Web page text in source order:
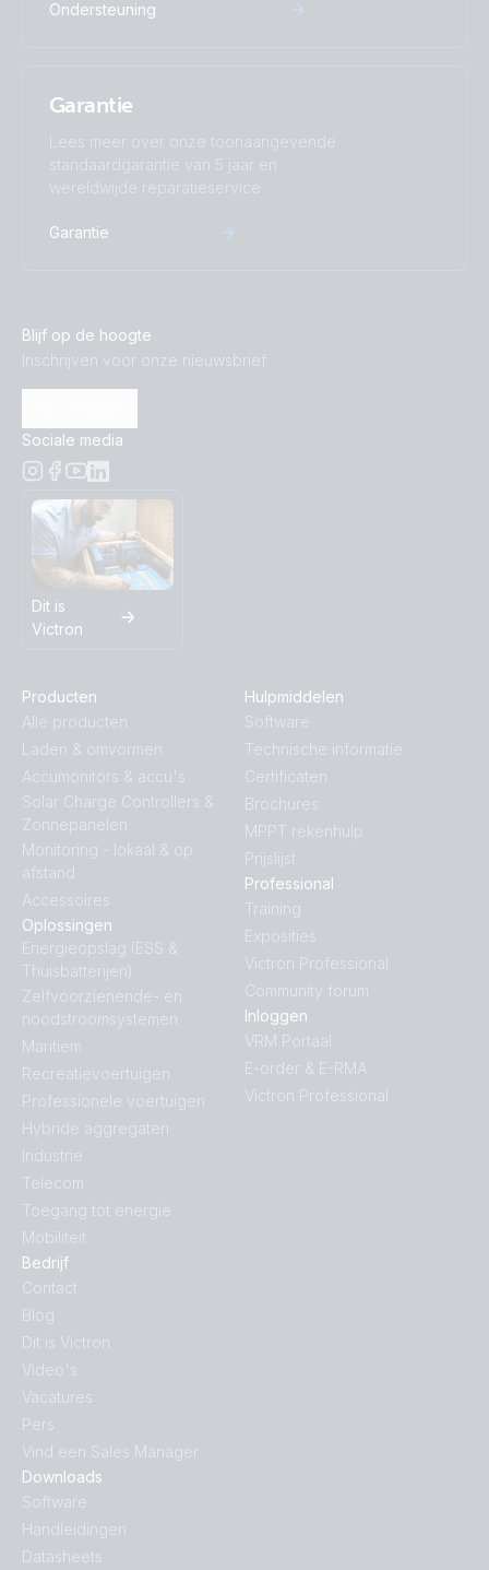
Ondersteuning
Garantie
Lees meer over onze toonaangevende
standaardgarantie van 5 jaar en
wereldwijde reparatieservice.
Garantie
Blijf op de hoogte
Inschrijven voor onze nieuwsbrief
Sociale media
Dit is
Victron
Producten
Alle producten
Laden & omvormen
Accumonitors & accu's
Solar Charge Controllers &
Zonnepanelen
Monitoring - lokaal & op
afstand
Accessoires
Downloads
Software
Handleidingen
Datasheets
Oplossingen
Energieopslag (ESS &
Thuisbatterijen)
Zelfvoorzienende- en
noodstroomsystemen
Maritiem
Recreatievoertuigen
Professionele voertuigen
Hybride aggregaten
Industrie
Telecom
Toegang tot energie
Mobiliteit
Bedrijf
Contact
Blog
Dit is Victron
Video's
Vacatures
Pers
Vind een Sales Manager
Hulpmiddelen
Software
Technische informatie
Certificaten
Brochures
MPPT rekenhulp
Prijslijst
Professional
Training
Exposities
Victron Professional
Community forum
Inloggen
VRM Portaal
E-order & E-RMA
Victron Professional